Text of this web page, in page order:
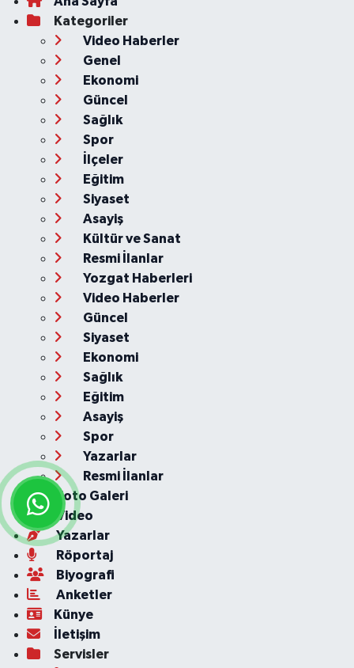
Kategoriler
Video Haberler
Genel
Ekonomi
Güncel
Sağlık
Spor
İlçeler
Eğitim
Siyaset
Asayiş
Kültür ve Sanat
Resmi İlanlar
Yozgat Haberleri
Video Haberler
Güncel
Siyaset
Ekonomi
Sağlık
Eğitim
Asayiş
Spor
Yazarlar
Resmi İlanlar
Foto Galeri
Video
Yazarlar
Röportaj
Biyografi
Anketler
Künye
İletişim
Servisler